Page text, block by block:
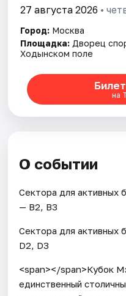
27 августа 2026 •
Город: Москва
Площадка: Дворец
Ходынском поле
на
О событии
Сектора для активных
— В2, В3
Сектора для
D2, D3
<span></span>Кубок
единственный